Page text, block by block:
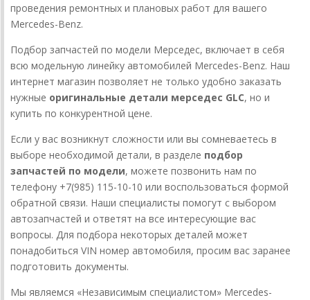
проведения ремонтных и плановых работ для вашего
Mercedes-Benz.
Подбор запчастей по модели Мерседес, включает в себя
всю модельную линейку автомобилей Mercedes-Benz. Наш
интернет магазин позволяет не только удобно заказать
нужные оригинальные детали мерседес GLC, но и
купить по конкурентной цене.
Если у вас возникнут сложности или вы сомневаетесь в
выборе необходимой детали, в разделе подбор
запчастей по модели, можете позвонить нам по
телефону +7(985) 115-10-10 или воспользоваться формой
обратной связи. Наши специалисты помогут с выбором
автозапчастей и ответят на все интересующие вас
вопросы. Для подбора некоторых деталей может
понадобиться VIN номер автомобиля, просим вас заранее
подготовить документы.
Мы являемся «Независимым специалистом» Mercedes-